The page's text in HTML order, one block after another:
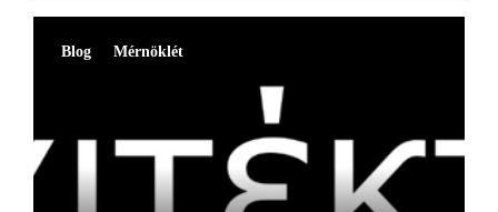
Blog Mérnöklét